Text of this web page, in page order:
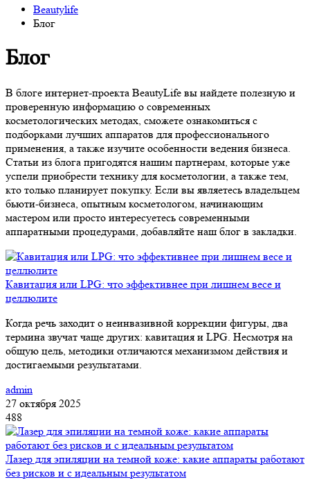
Beautylife
Блог
Блог
В блоге интернет-проекта BeautyLife вы найдете полезную и
проверенную информацию о современных
косметологических методах, сможете ознакомиться с
подборками лучших аппаратов для профессионального
применения, а также изучите особенности ведения бизнеса.
Статьи из блога пригодятся нашим партнерам, которые уже
успели приобрести технику для косметологии, а также тем,
кто только планирует покупку. Если вы являетесь владельцем
бьюти-бизнеса, опытным косметологом, начинающим
мастером или просто интересуетесь современными
аппаратными процедурами, добавляйте наш блог в закладки.
Кавитация или LPG: что эффективнее при лишнем весе и
целлюлите
Когда речь заходит о неинвазивной коррекции фигуры, два
термина звучат чаще других: кавитация и LPG. Несмотря на
общую цель, методики отличаются механизмом действия и
достигаемыми результатами.
admin
27 октября 2025
488
Лазер для эпиляции на темной коже: какие аппараты работают
без рисков и с идеальным результатом